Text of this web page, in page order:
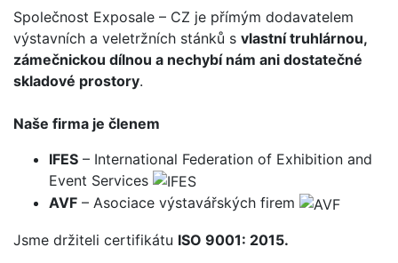
Společnost Exposale – CZ je přímým dodavatelem
výstavních a veletržních stánků s vlastní truhlárnou,
zámečnickou dílnou a nechybí nám ani dostatečné
skladové prostory.
Naše firma je členem
IFES – International Federation of Exhibition and
Event Services
AVF – Asociace výstavářských firem
Jsme držiteli certifikátu ISO 9001: 2015.